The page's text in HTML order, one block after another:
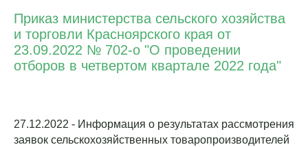
Приказ министерства сельского хозяйства
и торговли Красноярского края от
23.09.2022 № 702-о "О проведении
отборов в четвертом квартале 2022 года"
27.12.2022 - Информация о результатах рассмотрения
заявок сельскохозяйственных товаропроизводителей